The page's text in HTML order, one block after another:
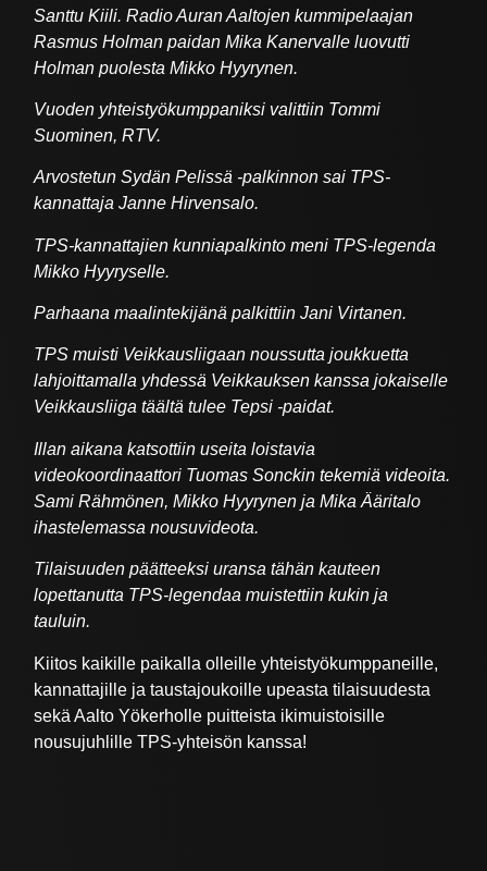
Santtu Kiili. Radio Auran Aaltojen kummipelaajan
Rasmus Holman paidan Mika Kanervalle luovutti
Holman puolesta Mikko Hyyrynen.
Vuoden yhteistyökumppaniksi valittiin Tommi
Suominen, RTV.
Arvostetun Sydän Pelissä -palkinnon sai TPS-
kannattaja Janne Hirvensalo.
TPS-kannattajien kunniapalkinto meni TPS-legenda
Mikko Hyyryselle.
Parhaana maalintekijänä palkittiin Jani Virtanen.
TPS muisti Veikkausliigaan noussutta joukkuetta
lahjoittamalla yhdessä Veikkauksen kanssa jokaiselle
Veikkausliiga täältä tulee Tepsi -paidat.
Illan aikana katsottiin useita loistavia
videokoordinaattori Tuomas Sonckin tekemiä videoita.
Sami Rähmönen, Mikko Hyyrynen ja Mika Ääritalo
ihastelemassa nousuvideota.
Tilaisuuden päätteeksi uransa tähän kauteen
lopettanutta TPS-legendaa muistettiin kukin ja
tauluin.
Kiitos kaikille paikalla olleille yhteistyökumppaneille,
kannattajille ja taustajoukoille upeasta tilaisuudesta
sekä Aalto Yökerholle puitteista ikimuistoisille
nousujuhlille TPS-yhteisön kanssa!